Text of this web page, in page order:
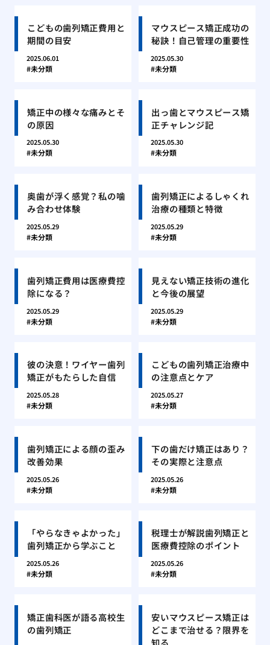
こどもの歯列矯正費用と
期間の目安
2025.06.01
未分類
マウスピース矯正成功の
秘訣！自己管理の重要性
2025.05.30
未分類
矯正中の様々な痛みとそ
の原因
2025.05.30
未分類
出っ歯とマウスピース矯
正チャレンジ記
2025.05.30
未分類
奥歯が浮く感覚？私の噛
み合わせ体験
2025.05.29
未分類
歯列矯正によるしゃくれ
治療の種類と特徴
2025.05.29
未分類
歯列矯正費用は医療費控
除になる？
2025.05.29
未分類
見えない矯正技術の進化
と今後の展望
2025.05.29
未分類
彼の決意！ワイヤー歯列
矯正がもたらした自信
2025.05.28
未分類
こどもの歯列矯正治療中
の注意点とケア
2025.05.27
未分類
歯列矯正による顔の歪み
改善効果
2025.05.26
未分類
下の歯だけ矯正はあり？
その実際と注意点
2025.05.26
未分類
「やらなきゃよかった」
歯列矯正から学ぶこと
2025.05.26
未分類
税理士が解説歯列矯正と
医療費控除のポイント
2025.05.26
未分類
矯正歯科医が語る高校生
の歯列矯正
安いマウスピース矯正は
どこまで治せる？限界を
知る